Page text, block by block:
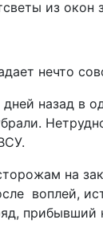
из окон
нечто
назад в
на
воплей,
прибывший